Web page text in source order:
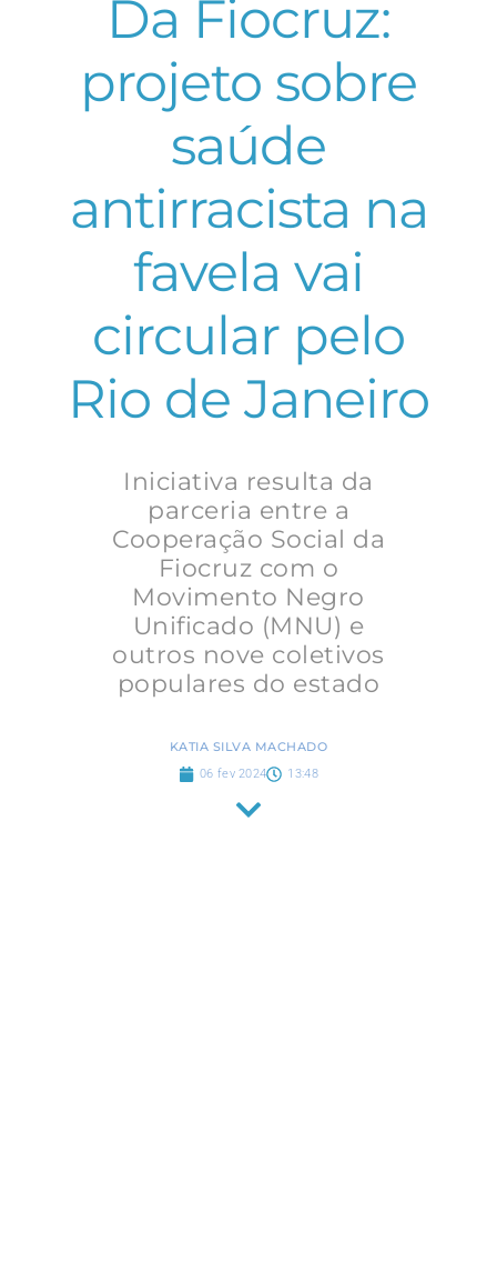
Da Fiocruz:
projeto sobre
saúde
antirracista na
favela vai
circular pelo
Rio de Janeiro
Iniciativa resulta da
parceria entre a
Cooperação Social da
Fiocruz com o
Movimento Negro
Unificado (MNU) e
outros nove coletivos
populares do estado
KATIA SILVA MACHADO
06 fev 2024 13:48